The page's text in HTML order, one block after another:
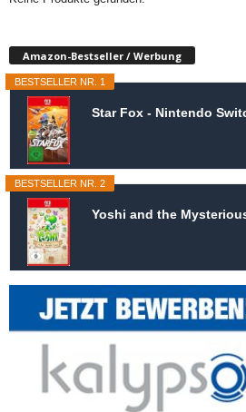
Amazon-Bestseller / Werbung
BESTSELLER NR. 1
Star Fox - Nintendo
BESTSELLER NR. 2
Yoshi and the